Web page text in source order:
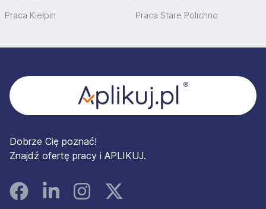
Praca Kiełpin Praca Stare Polichno
Dobrze Cię poznać!
Znajdź ofertę pracy i APLIKUJ.
FacebookLinked InInstagramInstagram